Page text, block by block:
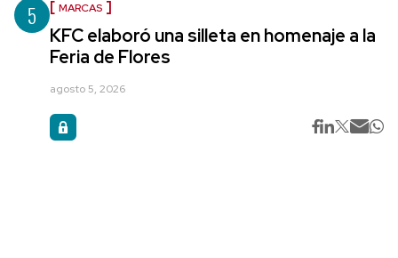
5 MARCAS
KFC elaboró una silleta en homenaje a la
Feria de Flores
agosto 5, 2026